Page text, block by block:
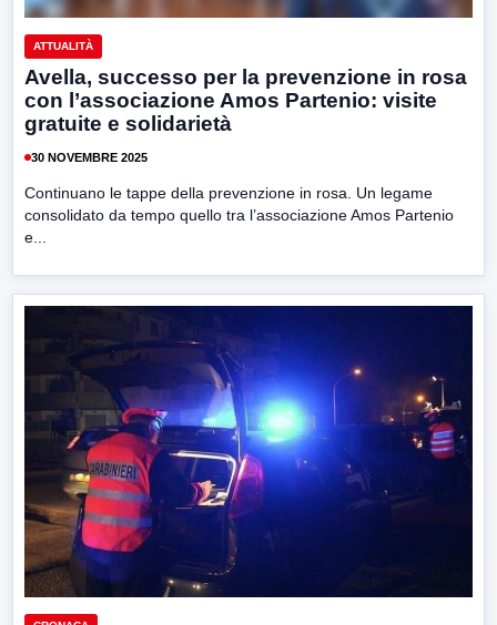
ATTUALITÀ
Avella, successo per la prevenzione in rosa
con l’associazione Amos Partenio: visite
gratuite e solidarietà
30 NOVEMBRE 2025
Continuano le tappe della prevenzione in rosa. Un legame
consolidato da tempo quello tra l’associazione Amos Partenio
e...